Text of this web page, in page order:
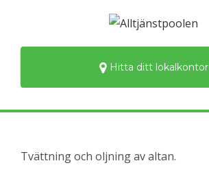
Hitta ditt lokalkontor
Tvättning och oljning av altan.